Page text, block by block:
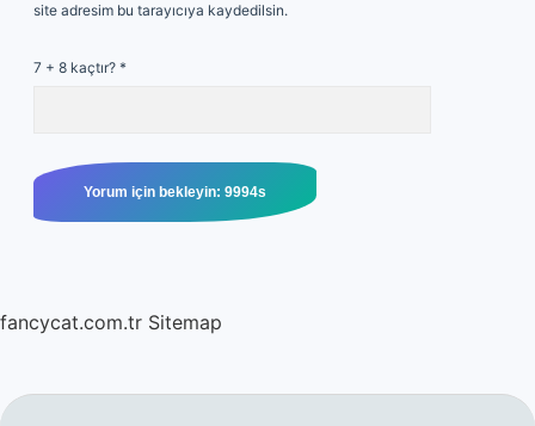
site adresim bu tarayıcıya kaydedilsin.
7 + 8 kaçtır? *
fancycat.com.tr Sitemap